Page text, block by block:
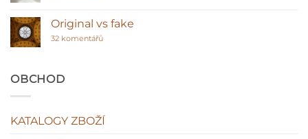
klasická
hodnota
názvem
Sádra
Original vs fake
32 komentářůu
OBCHOD
KATALOGY ZBOŽÍ